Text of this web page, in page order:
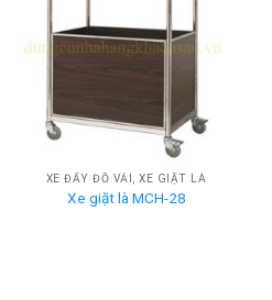
XE ĐẨY ĐỒ VẢI, XE GIẶT LÀ
Xe giặt là MCH-28